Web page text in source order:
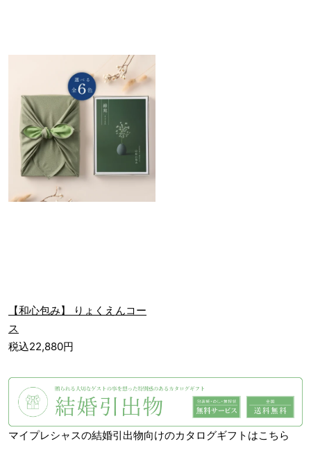
【和心包み】 りょくえんコー
ス
税込22,880円
マイプレシャスの結婚引出物向けのカタログギフトはこちら